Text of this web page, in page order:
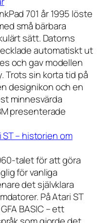
701 år 1995 löste
små bärbara
sätt. Datorns
automatiskt ut
och gav modellen
Trots sin korta tid på
designikon och en
minnesvärda
presenterade
– historien om
talet för att göra
för vanliga
det självklara
På Atari ST
BASIC – ett